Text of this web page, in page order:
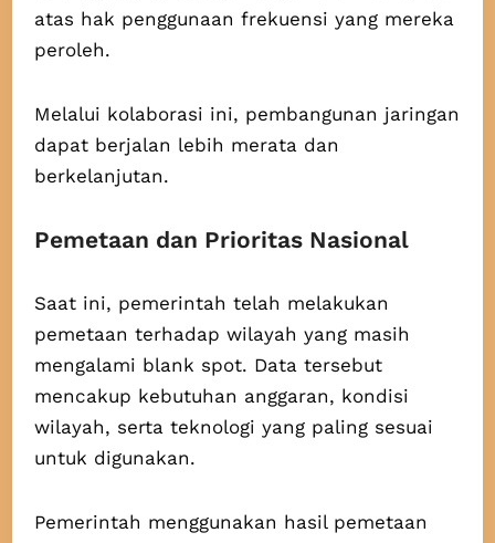
atas hak penggunaan frekuensi yang mereka
peroleh.
Melalui kolaborasi ini, pembangunan jaringan
dapat berjalan lebih merata dan
berkelanjutan.
Pemetaan dan Prioritas Nasional
Saat ini, pemerintah telah melakukan
pemetaan terhadap wilayah yang masih
mengalami blank spot. Data tersebut
mencakup kebutuhan anggaran, kondisi
wilayah, serta teknologi yang paling sesuai
untuk digunakan.
Pemerintah menggunakan hasil pemetaan